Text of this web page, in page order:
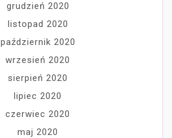
grudzień 2020
listopad 2020
październik 2020
wrzesień 2020
sierpień 2020
lipiec 2020
czerwiec 2020
maj 2020